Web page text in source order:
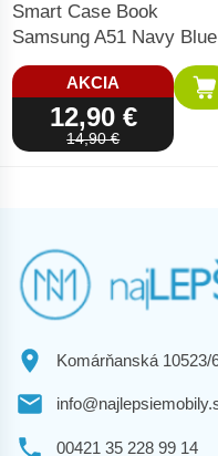
Smart Case Book
Samsung A51 Navy Blue
AKCIA
12,90 €
14,90 €
Komárňanská
00421 35 228 99 14